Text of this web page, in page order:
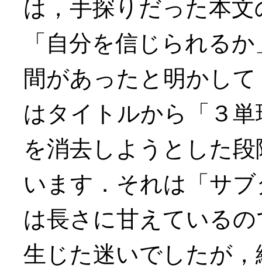
は，手探りだった本
「自分を信じられる
間があったと明かし
はタイトルから「３
を消去しようとした
います．それは「サ
は長さに甘えている
生じた迷いでしたが